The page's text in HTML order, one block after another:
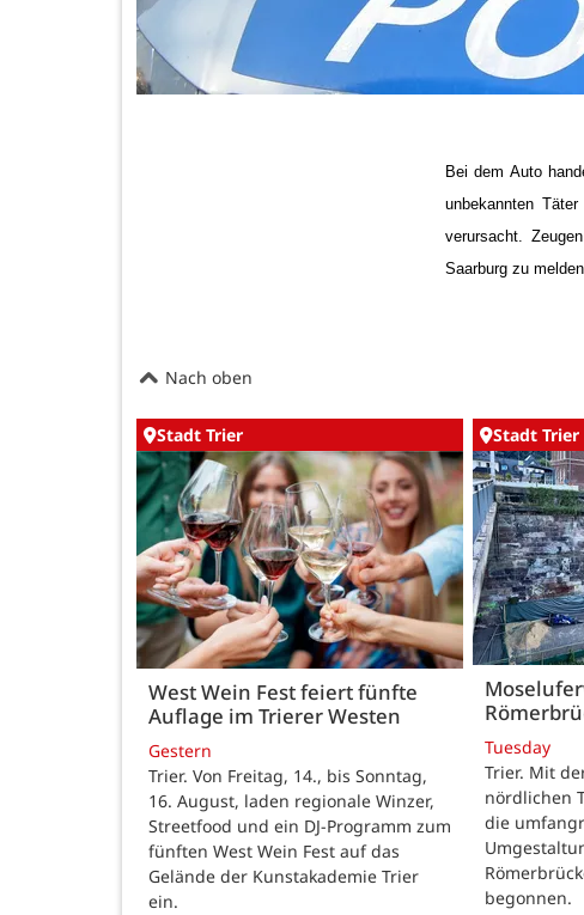
Bei dem Auto
unbekannten
verursacht.
Saarburg zu melden.
Nach oben
Stadt Trier
West Wein Fest feiert fünfte
Auflage im Trierer Westen
Gestern
Trier. Von Freitag, 14., bis Sonntag,
16. August, laden regionale Winzer,
Streetfood und ein DJ-Programm zum
fünften West Wein Fest auf das
Gelände der Kunstakademie Trier
ein.
Stadt Trier
Tuesday
Trier. Mit
nördlichen
die
begonnen.